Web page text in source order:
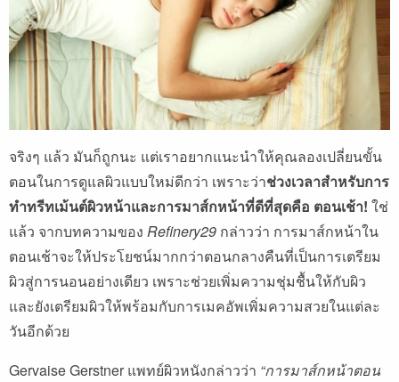
จริงๆ แล้ว มันก็ถูกนะ แต่เราอยากแนะนำให้คุณลองเปลี่ยนขั้น
ตอนในการดูแลผิวแบบใหม่ดีกว่า เพราะว่าช่วงเวลาสำหรับการ
ทำทรีทเม้นต์ผิวหน้าและการมาส์กหน้าที่ดีที่สุดคือ ตอนเช้า! ใช่
แล้ว จากบทความของ Refinery29 กล่าวว่า การมาส์กหน้าใน
ตอนเช้าจะให้ประโยชน์มากกว่าตอนกลางคืนที่เป็นการเตรียม
ผิวสู่การนอนอย่างเดียว เพราะช่วยเพิ่มความชุ่มชื้นให้กับผิว
และยังเตรียมผิวให้พร้อมกับการเมคอัพเพิ่มความสวยในแต่ละ
วันอีกด้วย
Gervaise Gerstner แพทย์ผิวหนังกล่าวว่า “การมาส์กหน้าตอน